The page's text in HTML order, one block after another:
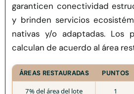
garanticen conectividad
y brinden servicios
nativas y/o adaptadas. Los
calculan de acuerdo al área
ÁREAS RESTAURADAS PUNTOS
7% del área del lote 1